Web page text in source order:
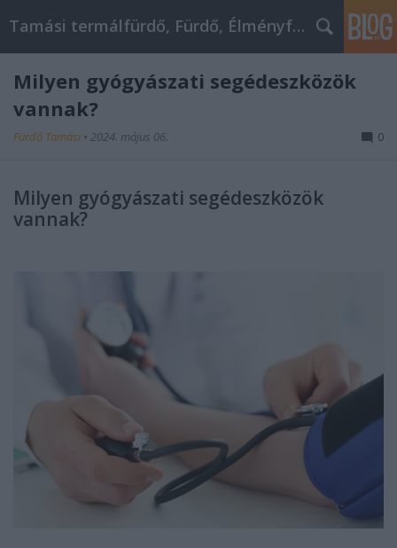
Tamási termálfürdő, Fürdő, Élményfürdő
Milyen gyógyászati segédeszközök
vannak?
Fürdő Tamási • 2024. május 06. 0
Milyen gyógyászati segédeszközök
vannak?